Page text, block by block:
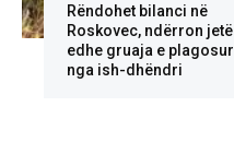
Rëndohet bilanci në
Roskovec, ndërron jetë
edhe gruaja e plagosur
nga ish-dhëndri